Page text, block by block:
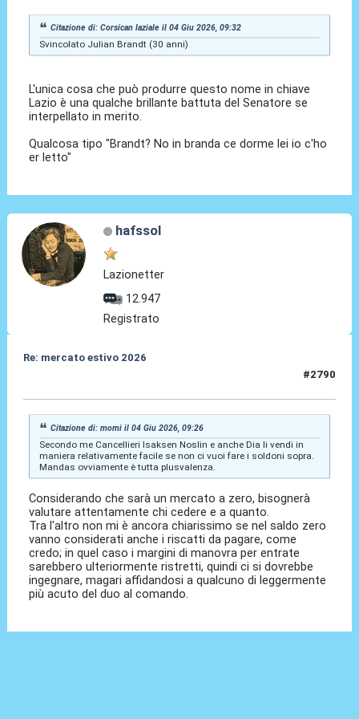
Citazione di: Corsican laziale il 04 Giu 2026, 09:32
Svincolato Julian Brandt (30 anni)
L'unica cosa che può produrre questo nome in chiave
Lazio è una qualche brillante battuta del Senatore se
interpellato in merito.
Qualcosa tipo "Brandt? No in branda ce dorme lei io c'ho
er letto"
hafssol
Lazionetter
12.947
Registrato
Re: mercato estivo 2026
#2790
Citazione di: momi il 04 Giu 2026, 09:26
Secondo me Cancellieri Isaksen Noslin e anche Dia li vendi in
maniera relativamente facile se non ci vuoi fare i soldoni sopra.
Mandas ovviamente è tutta plusvalenza.
Considerando che sarà un mercato a zero, bisognerà
valutare attentamente chi cedere e a quanto.
Tra l'altro non mi è ancora chiarissimo se nel saldo zero
vanno considerati anche i riscatti da pagare, come
credo; in quel caso i margini di manovra per entrate
sarebbero ulteriormente ristretti, quindi ci si dovrebbe
ingegnare, magari affidandosi a qualcuno di leggermente
più acuto del duo al comando.